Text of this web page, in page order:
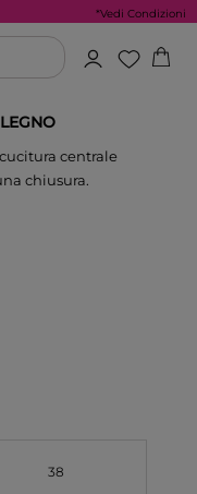
*Vedi Condizioni
centrale
chiusura.
38